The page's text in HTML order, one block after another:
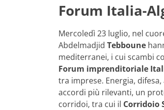
Forum Italia-
Mercoledì 23 luglio, nel
Abdelmadjid Tebboune
mediterranei, i cui scambi
Forum imprenditoriale
tra imprese. Energia,
accordi più rilevanti, un
corridoi, tra cui il Corridoio